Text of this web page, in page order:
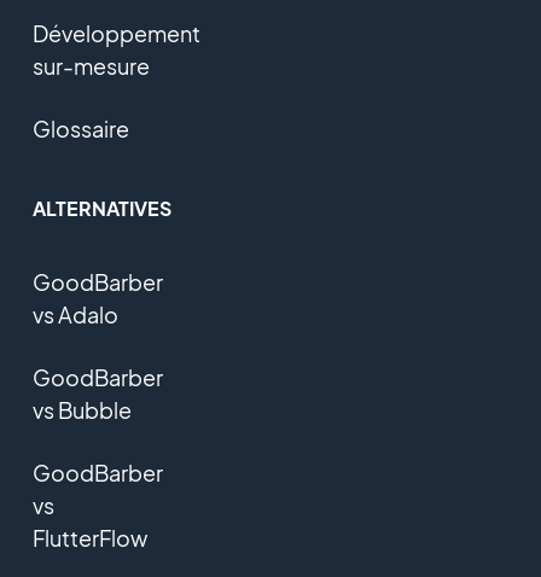
Développement
sur-mesure
Glossaire
ALTERNATIVES
GoodBarber
vs Adalo
GoodBarber
vs Bubble
GoodBarber
vs
FlutterFlow